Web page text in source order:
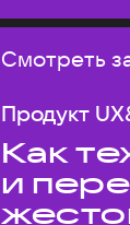
Смотреть
Продукт
Как
и